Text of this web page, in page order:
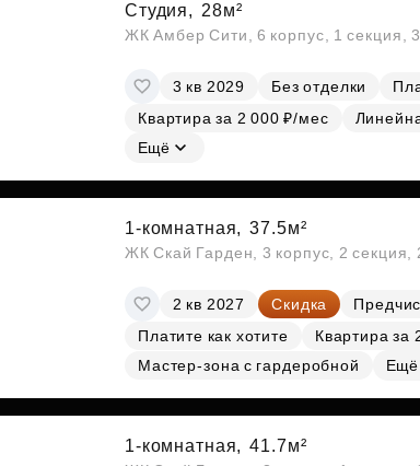
Студия, 28м²
ЖК Амбер Сити, 6 корпус, 1 секция,
3 кв 2029 Без отделки
Квартира за 2 000 ₽/мес
Ещё
1-комнатная, 37.5м²
ЖК Скай Гарден, 3 корпус, 2
2 кв 2027 Скидка
Платите как хотите
Квартира за
Мастер-зона с гардеробной
Ещё
1-комнатная, 41.7м²